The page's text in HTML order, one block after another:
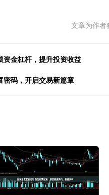
文章为作者
资金杠杆，提升投资收益
密码，开启交易新篇章